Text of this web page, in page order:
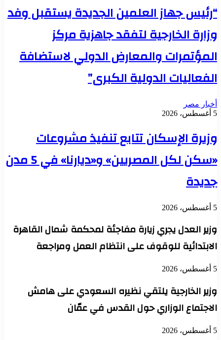
“رئيس جهاز العلمين الجديدة يستقبل وفد
وزارة الخارجية لتفقد جاهزية مركز
المؤتمرات والمعارض الدولي لاستضافة
الفعاليات الدولية الكبرى”
أخبار مصر
5 أغسطس، 2026
وزيرة الإسكان تتابع تنفيذ مشروعات
«سكن لكل المصريين» و«ديارنا» في 5 مدن
جديدة
5 أغسطس، 2026
وزير العدل يجري زيارة مفاجئة لمحكمة شمال القاهرة
الابتدائية للوقوف على انتظام العمل ومراجعة
5 أغسطس، 2026
وزير الخارجية يلتقي نظيره السعودي على هامش
الاجتماع الوزاري حول القدس في عمّان
5 أغسطس، 2026